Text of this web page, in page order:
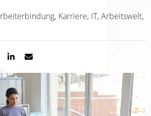
Karriere IT Arbeitswelt